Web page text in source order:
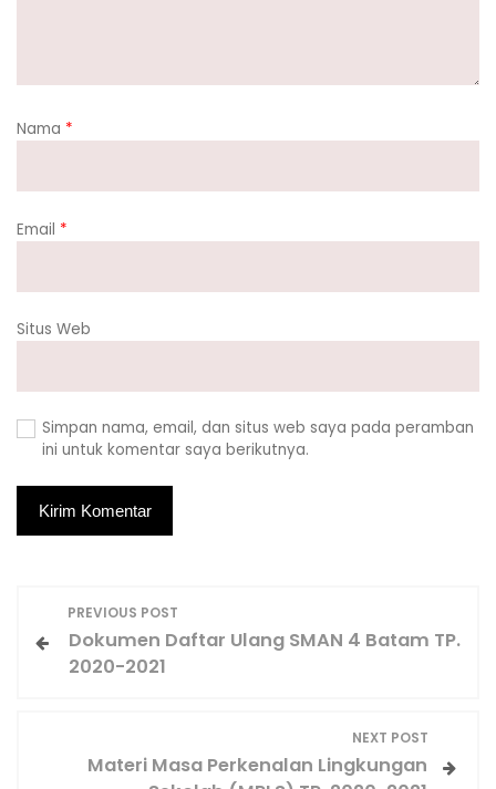
Nama *
Email *
Situs Web
Simpan nama, email, dan situs web saya pada peramban
ini untuk komentar saya berikutnya.
a
PREVIOUS POST
Dokumen Daftar Ulang SMAN 4 Batam TP.
2020-2021
NEXT POST
Materi Masa Perkenalan Lingkungan